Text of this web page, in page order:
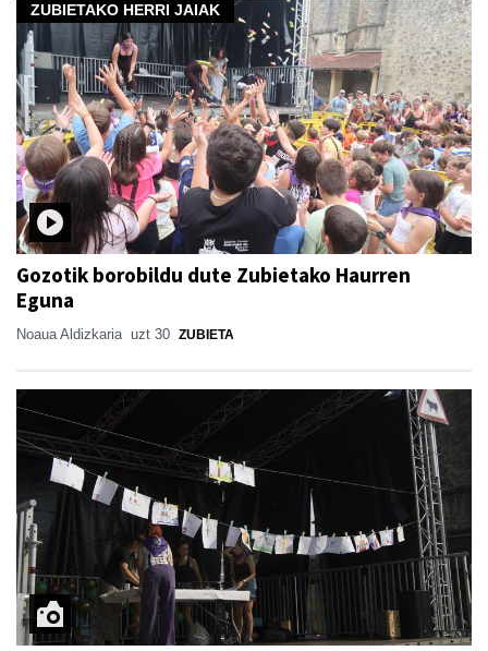
ZUBIETAKO HERRI JAIAK
Gozotik borobildu dute Zubietako Haurren
Eguna
Noaua Aldizkaria uzt 30 ZUBIETA